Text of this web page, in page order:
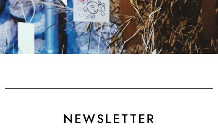
NEWSLETTER